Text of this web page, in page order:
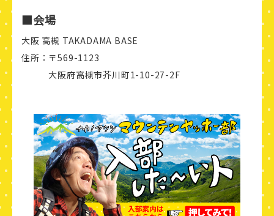
■会場
大阪 高槻 TAKADAMA BASE
住所：〒569-1123
大阪府高槻市芥川町1-10-27-2F